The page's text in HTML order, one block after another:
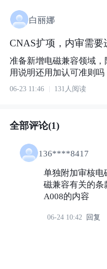
白丽娜
CNAS扩项，内审需要
准备新增电磁兼容领域
用说明还用加认可准则
06-23 11:46 131人阅读
全部评论(1)
136****8417
单独附加审核电
磁兼容有关的条
A008的内容
06-24 10:42 回复